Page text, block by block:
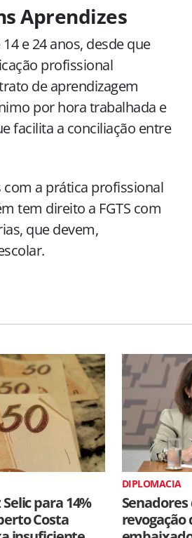
Aprendizes
e 24 anos, desde que
profissional
de aprendizagem
por hora trabalhada e
facilita a conciliação entre
a prática profissional
tem direito a FGTS com
que devem,
para 14%
Costa
DIPLOMACIA
revogação